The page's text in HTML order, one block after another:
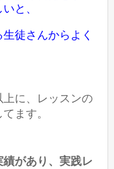
と、
徒さんからよく
に、レッスンの
ます。
があり、実践レ